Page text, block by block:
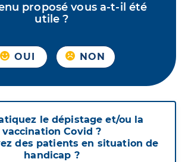
proposé vous a-t-il été
utile ?
OUI NON
le dépistage et/ou la
vaccination Covid ?
des patients en situation de
handicap ?